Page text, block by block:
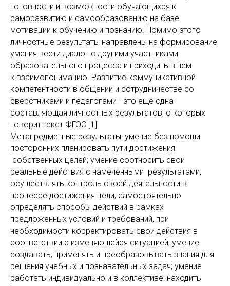
готовности и возможности обучающихся к
саморазвитию и самообразованию на базе
мотивации к обучению и познанию. Помимо этого
личностные результаты направлены на формирование
умения вести диалог с другими участниками
образовательного процесса и приходить в нем
к взаимопониманию. Развитие коммуникативной
компетентности в общении и сотрудничестве со
сверстниками и педагогами - это еще одна
составляющая личностных результатов, о которых
говорит текст ФГОС [1].
Метапредметные результаты: умение без помощи
посторонних планировать пути достижения
собственных целей; умение соотносить свои
реальные действия с намеченными результатами,
осуществлять контроль своей деятельности в
процессе достижения цели, самостоятельно
определять способы действий в рамках
предложенных условий и требований, при
необходимости корректировать свои действия в
соответствии с изменяющейся ситуацией; умение
создавать, применять и преобразовывать знания для
решения учебных и познавательных задач; умение
работать индивидуально и в коллективе: находить